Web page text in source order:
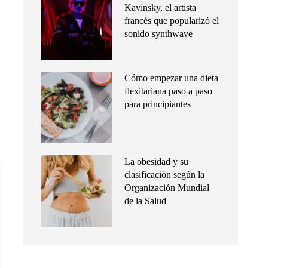
Kavinsky, el artista
francés que popularizó el
sonido synthwave
Cómo empezar una dieta
flexitariana paso a paso
para principiantes
La obesidad y su
clasificación según la
Organización Mundial
de la Salud